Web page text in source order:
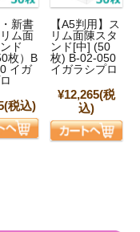
・新書
ム面
ド
枚）B
イガ
(税込)
【A5判用】ス
リム面陳スタ
ンド[中] (50
枚) B-02-050
イガラシプロ
¥12,265(税
込)